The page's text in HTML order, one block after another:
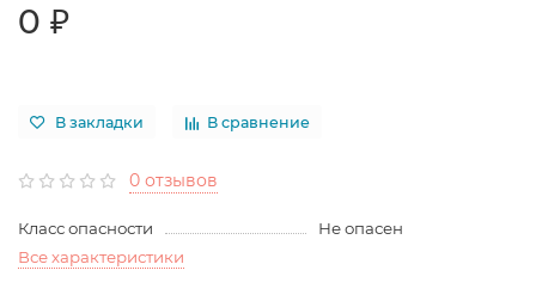
0 ₽
В закладки В сравнение
0 отзывов
Класс опасности
Не опасен
Все характеристики